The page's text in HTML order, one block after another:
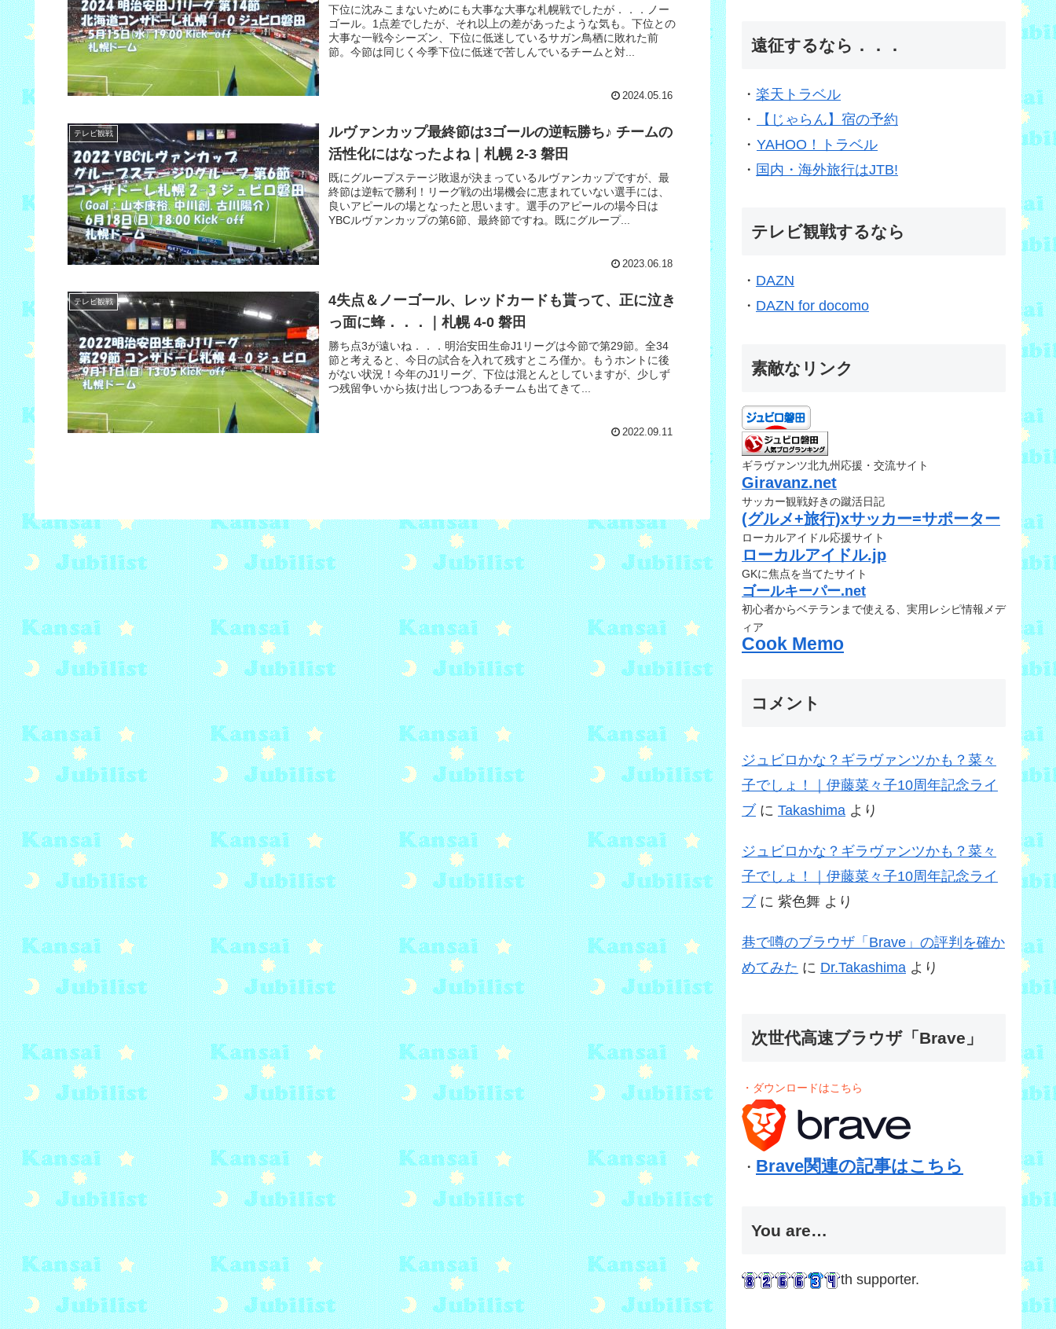
下位に沈みこまないためにも大事な大事な札幌戦でしたが．．．ノー
ゴール。1点差でしたが、それ以上の差があったような気も。下位との
大事な一戦今シーズン、下位に低迷しているサガン鳥栖に敗れた前
節。今節は同じく今季下位に低迷で苦しんでいるチームと対...
2024.05.16
テレビ観戦
ルヴァンカップ最終節は3ゴールの逆転勝ち♪ チームの
活性化にはなったよね｜札幌 2-3 磐田
既にグループステージ敗退が決まっているルヴァンカップですが、最
終節は逆転で勝利！リーグ戦の出場機会に恵まれていない選手には、
良いアピールの場となったと思います。選手のアピールの場今日は
YBCルヴァンカップの第6節、最終節ですね。既にグループ...
2023.06.18
テレビ観戦
4失点＆ノーゴール、レッドカードも貰って、正に泣き
っ面に蜂．．．｜札幌 4-0 磐田
勝ち点3が遠いね．．．明治安田生命J1リーグは今節で第29節。全34
節と考えると、今日の試合を入れて残すところ僅か。もうホントに後
がない状況！今年のJ1リーグ、下位は混とんとしていますが、少しず
つ残留争いから抜け出しつつあるチームも出てきて...
2022.09.11
遠征するなら．．．
・ 楽天トラベル
・
【じゃらん】宿の予約
・ YAHOO！トラベル
・ 国内・海外旅行はJTB!
テレビ観戦するなら
・ DAZN
・ DAZN for docomo
素敵なリンク
ギラヴァンツ北九州応援・交流サイト
Giravanz.net
サッカー観戦好きの蹴活日記
(グルメ+旅行)xサッカー=サポーター
ローカルアイドル応援サイト
ローカルアイドル.jp
GKに焦点を当てたサイト
ゴールキーパー.net
初心者からベテランまで使える、実用レシピ情報メデ
ィア
Cook Memo
コメント
ジュビロかな？ギラヴァンツかも？菜々
子でしょ！｜伊藤菜々子10周年記念ライ
ブ に Takashima より
ジュビロかな？ギラヴァンツかも？菜々
子でしょ！｜伊藤菜々子10周年記念ライ
ブ に 紫色舞 より
巷で噂のブラウザ「Brave」の評判を確か
めてみた に Dr.Takashima より
次世代高速ブラウザ「Brave」
・ダウンロードはこちら
・ Brave関連の記事はこちら
You are…
th supporter.